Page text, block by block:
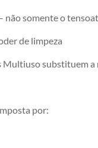
não somente o
de limpeza
substituem a
por: